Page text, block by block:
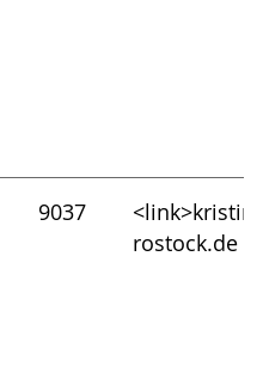
9037
rostock.de